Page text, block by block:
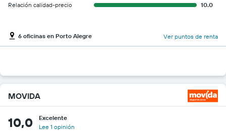
Relación calidad-precio
10.0
6 oficinas en Porto Alegre Ver puntos de renta
MOVIDA
10,0
Excelente
Lee 1 opinión